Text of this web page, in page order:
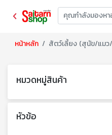
หน้าหลัก สัตว์เลี้ยง (สุนัข/แมว
หมวดหมู่สินค้า
หัวข้อ